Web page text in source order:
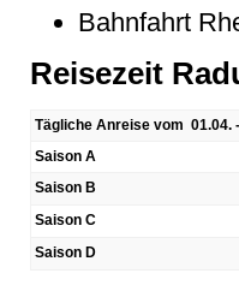
Bahnfahrt
Reisezeit
Tägliche Anreise vom 01.04.
Saison A
Saison B
Saison C
Saison D